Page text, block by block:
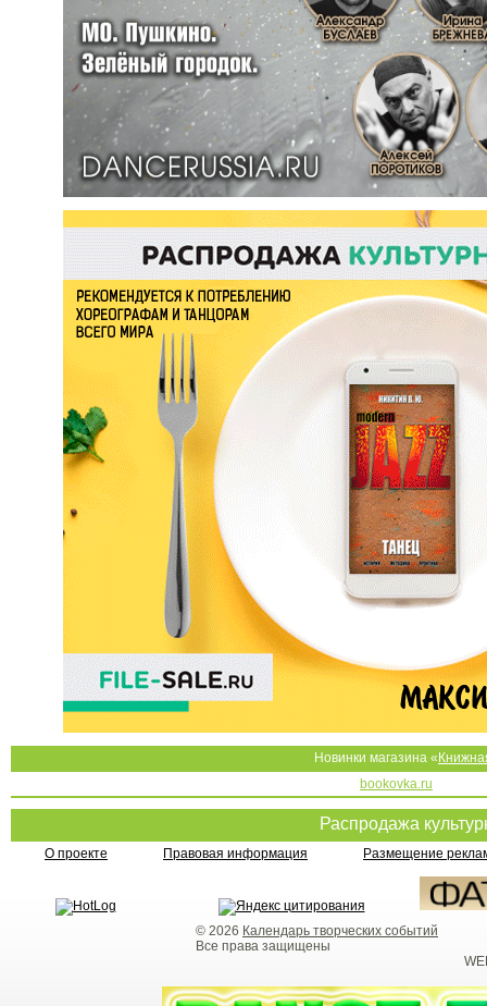
Новинки магазина «
bookovka.ru
Распродажа
О проекте Правовая информация Размещение
© 2026 Календарь творческих событий
Все права защищены